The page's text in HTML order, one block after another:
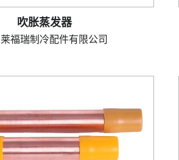
吹胀蒸发器
福瑞制冷配件有限公司